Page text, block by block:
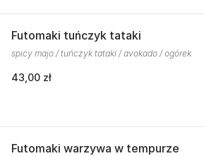
Futomaki tuńczyk tataki
spicy majo / tuńczyk tataki / avokado / ogórek
43,00 zł
Futomaki warzywa w tempurze